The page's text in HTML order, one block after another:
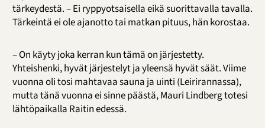
tärkeydestä. – Ei ryppyotsaisella eikä suorittavalla tavalla.
Tärkeintä ei ole ajanotto tai matkan pituus, hän korostaa.
– On käyty joka kerran kun tämä on järjestetty.
Yhteishenki, hyvät järjestelyt ja yleensä hyvät säät. Viime
vuonna oli tosi mahtavaa sauna ja uinti (Leirirannassa),
mutta tänä vuonna ei sinne päästä, Mauri Lindberg totesi
lähtöpaikalla Raitin edessä.